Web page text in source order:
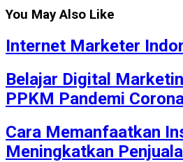
You May Also Like
Internet Marketer
Belajar Digital
PPKM Pandemi
Cara Memanfaatkan
Meningkatkan